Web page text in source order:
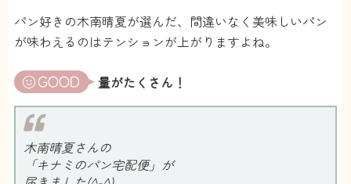
パン好きの木南晴夏が選んだ、間違いなく美味しいパン
が味わえるのはテンションが上がりますよね。
量がたくさん！
木南晴夏さんの
「キナミのパン宅配便」が